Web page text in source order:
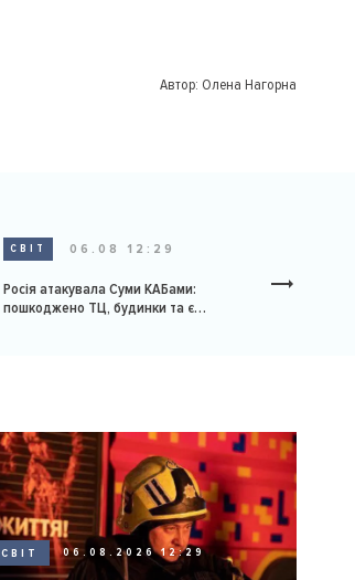
Автор: Олена Нагорна
СВІТ 06.08 12:29
Росія атакувала Суми КАБами:
пошкоджено ТЦ, будинки та є
СВІТ 06.08.2026 12:29